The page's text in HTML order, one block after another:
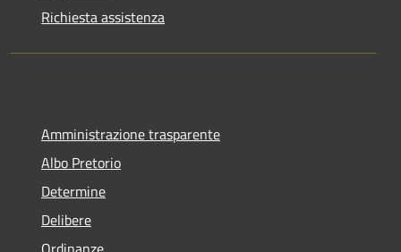
Richiesta assistenza
Amministrazione trasparente
Albo Pretorio
Determine
Delibere